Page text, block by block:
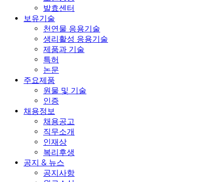
발효센터
보유기술
천연물 응용기술
생리활성 응용기술
제품과 기술
특허
논문
주요제품
원물 및 기술
인증
채용정보
채용공고
직무소개
인재상
복리후생
공지 & 뉴스
공지사항